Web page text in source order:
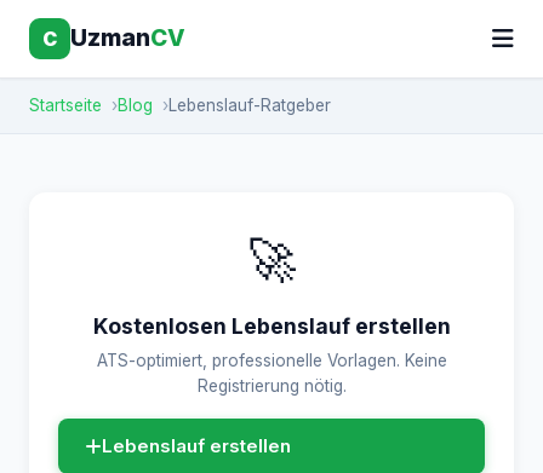
C UzmanCV
Startseite Blog Lebenslauf-Ratgeber
🚀
Kostenlosen Lebenslauf erstellen
ATS-optimiert, professionelle Vorlagen. Keine
Registrierung nötig.
Lebenslauf erstellen